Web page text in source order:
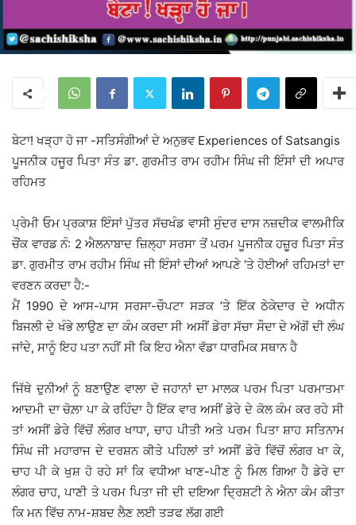
ਬੇਟਾ! ਖੜ੍ਹਾ ਹੋ ਜਾ -ਸਤਿਸੰਗੀਆਂ ਦੇ ਅਨੁਭਵ Experiences of Satsangis
ਪੂਜਨੀਕ ਹਜੂਰ ਪਿਤਾ ਸੰਤ ਡਾ. ਗੁਰਮੀਤ ਰਾਮ ਰਹੀਮ ਸਿੰਘ ਜੀ ਇੰਸਾਂ ਦੀ ਅਪਾਰ
ਰਹਿਮਤ
ਪ੍ਰੇਮੀ ਓਮ ਪ੍ਰਕਾਸ਼ ਇੰਸਾਂ ਪੁੱਤਰ ਸੱਚਖੰਡ ਵਾਸੀ ਸੁੰਦਰ ਦਾਸ ਨਜ਼ਦੀਕ ਵਾਲਮੀਕਿ
ਚੌਂਕ ਵਾਰਡ ਨੰ: 2 ਐਲਨਾਬਾਦ ਜ਼ਿਲ੍ਹਾ ਸਰਸਾ ਤੋਂ ਪਰਮ ਪੂਜਨੀਕ ਹਜ਼ੂਰ ਪਿਤਾ ਸੰਤ
ਡਾ. ਗੁਰਮੀਤ ਰਾਮ ਰਹੀਮ ਸਿੰਘ ਜੀ ਇੰਸਾਂ ਦੀਆਂ ਆਪਣੇ ’ਤੇ ਹੋਈਆਂ ਰਹਿਮਤਾਂ ਦਾ
ਵਰਣਨ ਕਰਦਾ ਹੈ:-
ਮੈਂ 1990 ਦੇ ਆਸ-ਪਾਸ ਸਰਸਾ-ਚੌਪਟਾ ਸੜਕ ’ਤੇ ਇੱਕ ਠੇਕੇਦਾਰ ਦੇ ਅਧੀਨ
ਬਿਜਲੀ ਦੇ ਖੰਭੇ ਲਾਉਣ ਦਾ ਕੰਮ ਕਰਦਾ ਸੀ ਅਸੀਂ ਡੇਰਾ ਸੱਚਾ ਸੌਦਾ ਦੇ ਅੱਗੋਂ ਦੀ ਲੰਘ
ਜਾਂਦੇ, ਸਾਨੂੰ ਇਹ ਪਤਾ ਨਹੀਂ ਸੀ ਕਿ ਇਹ ਐਨਾ ਵੱਡਾ ਧਾਰਮਿਕ ਸਥਾਨ ਹੈ
ਜਿੱਥੇ ਦੁਨੀਆਂ ਨੂੰ ਬਣਾਉਣ ਵਾਲਾ ਦੋ ਜਹਾਨਾਂ ਦਾ ਮਾਲਕ ਪਰਮ ਪਿਤਾ ਪਰਮਾਤਮਾ
ਆਦਮੀ ਦਾ ਚੋਲ਼ਾ ਪਾ ਕੇ ਰਹਿੰਦਾ ਹੈ ਇੱਕ ਵਾਰ ਅਸੀਂ ਡੇਰੇ ਦੇ ਕੋਲ ਕੰਮ ਕਰ ਰਹੇ ਸੀ
ਤਾਂ ਅਸੀਂ ਡੇਰੇ ਵਿੱਚੋਂ ਲੰਗਰ ਖਾਧਾ, ਚਾਹ ਪੀਤੀ ਅਤੇ ਪਰਮ ਪਿਤਾ ਸ਼ਾਹ ਸਤਿਨਾਮ
ਸਿੰਘ ਜੀ ਮਹਾਰਾਜ ਦੇ ਦਰਸ਼ਨ ਕੀਤੇ ਪਹਿਲਾਂ ਤਾਂ ਅਸੀਂ ਡੇਰੇ ਵਿੱਚੋਂ ਲੰਗਰ ਖਾ ਕੇ,
ਚਾਹ ਪੀ ਕੇ ਖੁਸ਼ ਹੋ ਰਹੇ ਸਾਂ ਕਿ ਵਧੀਆ ਖਾਣ-ਪੀਣ ਨੂੰ ਮਿਲ ਗਿਆ ਹੈ ਡੇਰੇ ਦਾ
ਲੰਗਰ ਚਾਹ, ਪਾਣੀ ਤੇ ਪਰਮ ਪਿਤਾ ਜੀ ਦੀ ਦਇਆ ਦ੍ਰਿਸ਼ਟੀ ਨੇ ਐਨਾ ਕੰਮ ਕੀਤਾ
ਕਿ ਮਨ ਵਿੱਚ ਨਾਮ-ਸ਼ਬਦ ਲੈਣ ਲਈ ਤੜਫ ਲੱਗ ਗਈ